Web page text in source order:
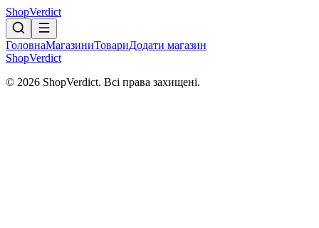
ShopVerdict
ГоловнаМагазиниТовариДодати магазин
ShopVerdict
© 2026 ShopVerdict. Всі права захищені.